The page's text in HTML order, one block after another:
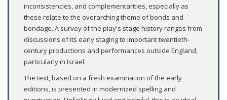
inconsistencies, and complementarities, especially as
these relate to the overarching theme of bonds and
bondage. A survey of the play's stage history ranges from
discussions of its early staging to important twentieth-
century productions and performances outside England,
particularly in Israel.
The text, based on a fresh examination of the early
editions, is presented in modernized spelling and